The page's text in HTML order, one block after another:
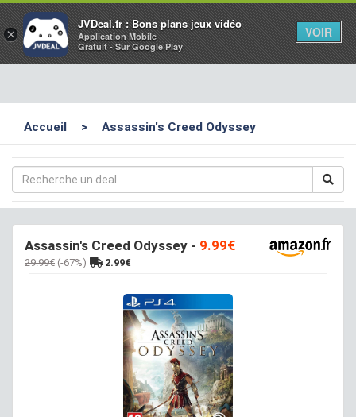
×
JVDeal.fr : Bons plans jeux vidéo
Application Mobile
Gratuit - Sur Google Play
VOIR
Accueil > Assassin's Creed Odyssey
Assassin's Creed Odyssey - 9.99€
29.99€ (-67%) 2.99€